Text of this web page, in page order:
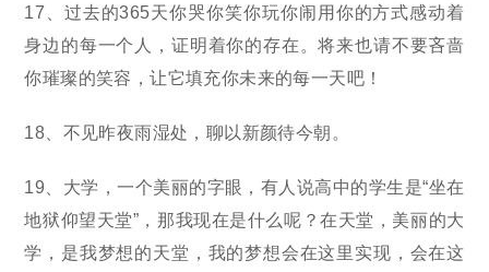
17、过去的365天你哭你笑你玩你闹用你的方式感动着
身边的每一个人，证明着你的存在。将来也请不要吝啬
你璀璨的笑容，让它填充你未来的每一天吧！
18、不见昨夜雨湿处，聊以新颜待今朝。
19、大学，一个美丽的字眼，有人说高中的学生是“坐在
地狱仰望天堂”，那我现在是什么呢？在天堂，美丽的大
学，是我梦想的天堂，我的梦想会在这里实现，会在这